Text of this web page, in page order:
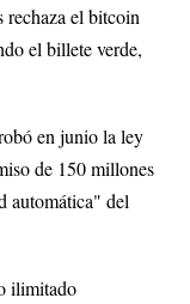
rechaza el bitcoin
el billete verde,
en junio la ley
de 150 millones
automática" del
ilimitado